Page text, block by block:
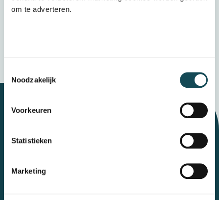
om te adverteren.
Noodzakelijk
Voorkeuren
Statistieken
Marketing
hetprivacybeleid
Let's talk
Contact